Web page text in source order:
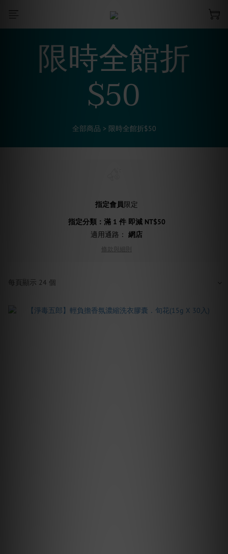
限時全館折
$50
全部商品 > 限時全館折$50
指定會員限定
指定分類：滿 1 件 即減 NT$50
適用通路： 網店
條款與細則
每頁顯示 24 個